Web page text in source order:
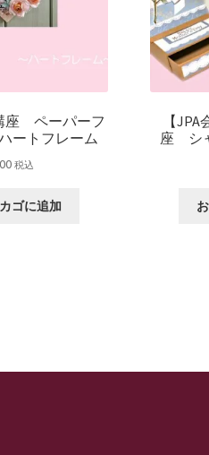
座 ペーパーフ
ートフレーム
税込
ゴに追加
【
座 シ